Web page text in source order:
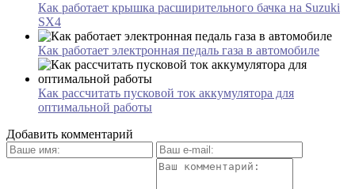
Как работает крышка расширительного бачка на Suzuki
SX4
Как работает электронная педаль газа в автомобиле
Как рассчитать пусковой ток аккумулятора для
оптимальной работы
Добавить комментарий